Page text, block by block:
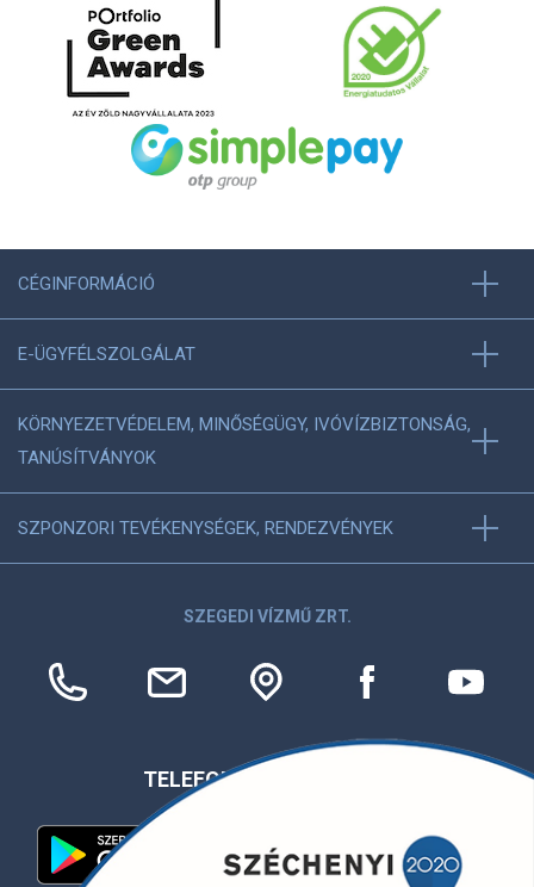
CÉGINFORMÁCIÓ
E-ÜGYFÉLSZOLGÁLAT
KÖRNYEZETVÉDELEM, MINŐSÉGÜGY, IVÓVÍZBIZTONSÁG,
TANÚSÍTVÁNYOK
SZPONZORI TEVÉKENYSÉGEK, RENDEZVÉNYEK
SZEGEDI VÍZMŰ ZRT.
TELEFONOS APPLIKÁCIÓ